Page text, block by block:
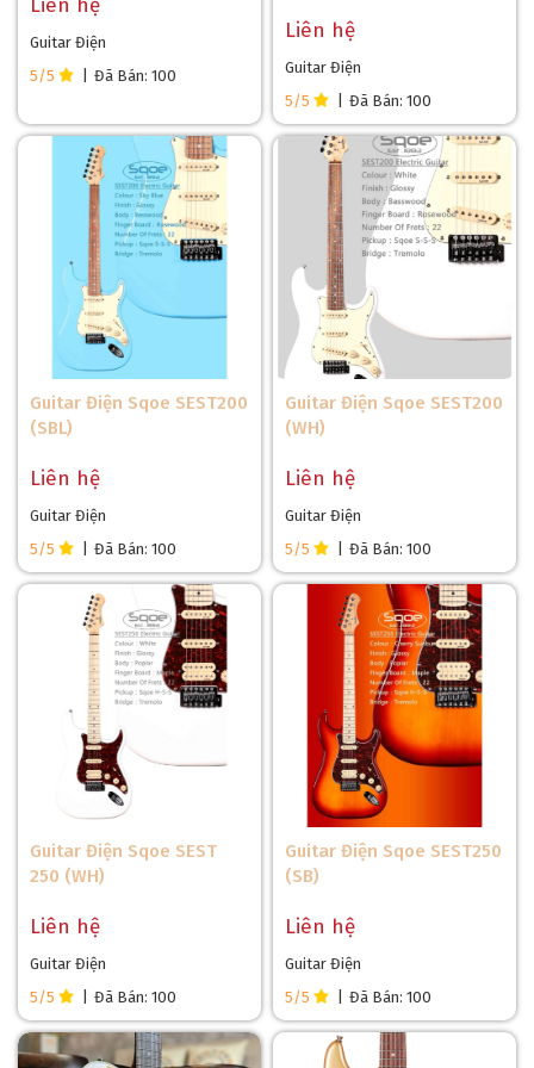
Miami Blue (BL): Xanh Miami tươi mát, tạo cảm giác
phóng khoáng và đầy sức sống, mang đến sự mới mẻ
và hiện đại cho người chơi.
Liên hệ
Guitar Điện
5/5
Đã Bán: 100
Liên hệ
Guitar Điện
5/5
Đã Bán: 100
Guitar Điện Sqoe SEST200
(SBL)
Liên hệ
Guitar Điện
5/5
Đã Bán: 100
Guitar Điện Sqoe SEST200
(WH)
Liên hệ
Guitar Điện
5/5
Đã Bán: 100
Guitar Điện Sqoe SEST
250 (WH)
Liên hệ
Guitar Điện
5/5
Đã Bán: 100
Guitar Điện Sqoe SEST250
(SB)
Liên hệ
Guitar Điện
5/5
Đã Bán: 100